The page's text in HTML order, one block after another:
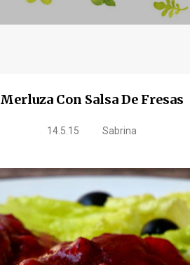
Merluza Con Salsa De Fresas
14.5.15 Sabrina